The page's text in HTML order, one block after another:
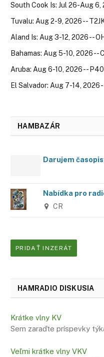
South Cook Is: Jul 26-Aug 6,
Tuvalu: Aug 2-9, 2026 --
Aland Is: Aug 3-12, 2026 --
Bahamas: Aug 5-10, 2026 --
Aruba: Aug 6-10, 2026 --
El Salvador: Aug 7-14, 2026
HAMBAZÁR
Darujem
Nabídka pro
CR
PRIDAŤ INZERÁT
HAMRADIO DISKUSIA
Krátke vlny KV
Sem zaraďte príspevky
Veľmi krátke vlny VKV